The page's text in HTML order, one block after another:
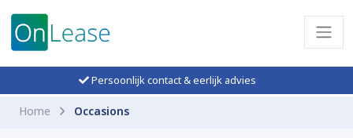
Persoonlijk contact & eerlijk advies
Home Occasions